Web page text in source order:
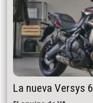
La nueva Versys